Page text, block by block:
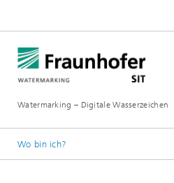
Watermarking – Digitale Wasserzeichen
Wo bin ich?